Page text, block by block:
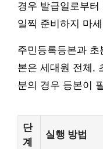
경우 발급일로부
일찍 준비하지 마
주민등록등본과
본은 세대원 전체,
분의 경우 등본이
단
계
실행 방법